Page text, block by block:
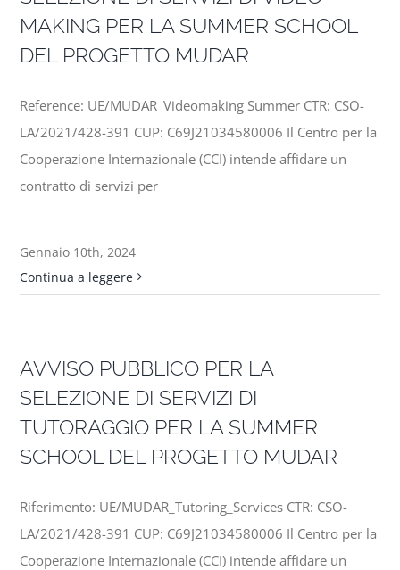
MAKING PER LA SUMMER SCHOOL
DEL PROGETTO MUDAR
Reference: UE/MUDAR_Videomaking Summer CTR: CSO-
LA/2021/428-391 CUP: C69J21034580006 Il Centro per la
Cooperazione Internazionale (CCI) intende affidare un
contratto di servizi per
Gennaio 10th, 2024
Continua a leggere
AVVISO PUBBLICO PER LA
SELEZIONE DI SERVIZI DI
TUTORAGGIO PER LA SUMMER
SCHOOL DEL PROGETTO MUDAR
Riferimento: UE/MUDAR_Tutoring_Services CTR: CSO-
LA/2021/428-391 CUP: C69J21034580006 Il Centro per la
Cooperazione Internazionale (CCI) intende affidare un